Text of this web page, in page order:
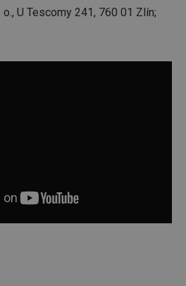
o., U Tescomy 241, 760 01 Zlín;